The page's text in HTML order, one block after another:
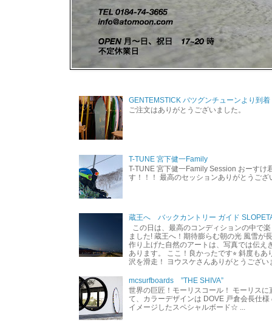
GENTEMSTICK バツグンチューンより到着
ご注文はありがとうございました。
T-TUNE 宮下健一Family
T-TUNE 宮下健一Family Session おーすけ
す！！！ 最高のセッションありがとうご
蔵王へ バックカントリー ガイド
この日は、最高のコンディションの中で
ました! 蔵王へ！期待膨らむ朝の光 風雪が
作り上げた自然のアートは、写真では伝え
あります。 ここ！良かったです⭐︎ 斜度もあ
沢を滑走！ ヨウスケさんありがとうござい
mcsurfboards ”THE SHIVA”
世界の巨匠！モーリスコール！ モーリスに
て、カラーデザインは DOVE 戸倉会長仕様
イメージしたスペシャルボード☆ ...